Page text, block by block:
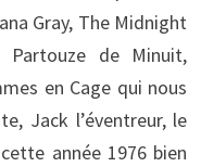
Gray, The Midnight
Partouze de Minuit,
en Cage qui nous
Jack l’éventreur, le
année 1976 bien